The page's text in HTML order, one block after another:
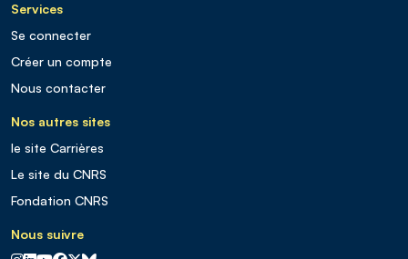
Services
Se connecter
Créer un compte
Nous contacter
Nos autres sites
le site Carrières
Le site du CNRS
Fondation CNRS
Nous suivre